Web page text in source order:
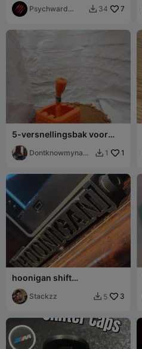
Psychward
 34 7
5-versnellingsbak voor
auto
Dontknowmynam
 1 1
hoonigan shift
knob/ebrake handle
Stackzz  5 3